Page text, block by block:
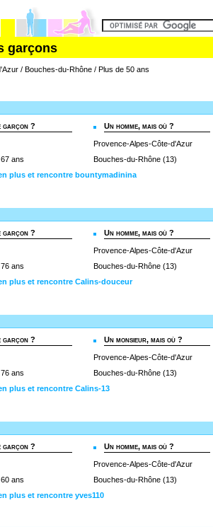
garçons
/ Bouches-du-Rhône / Plus de 50 ans
garçon ?
ans
Un homme, mais où ?
Provence-Alpes-Côte-d'Azur
Bouches-du-Rhône (13)
plus et rencontre bountymadinina
garçon ?
ans
Un homme, mais où ?
Provence-Alpes-Côte-d'Azur
Bouches-du-Rhône (13)
plus et rencontre Calins-douceur
garçon ?
ans
Un monsieur, mais où ?
Provence-Alpes-Côte-d'Azur
Bouches-du-Rhône (13)
plus et rencontre Calins-13
garçon ?
ans
Un homme, mais où ?
Provence-Alpes-Côte-d'Azur
Bouches-du-Rhône (13)
plus et rencontre yves110